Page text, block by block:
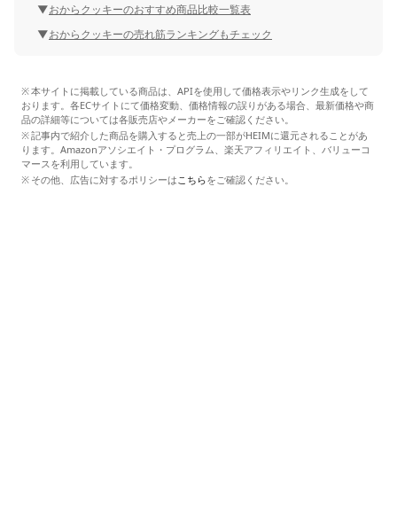
おからクッキーのおすすめ商品比較一覧表
おからクッキーの売れ筋ランキングもチェック
本サイトに掲載している商品は、APIを使用して価格表示やリンク生成をして
おります。各ECサイトにて価格変動、価格情報の誤りがある場合、最新価格や商
品の詳細等については各販売店やメーカーをご確認ください。
記事内で紹介した商品を購入すると売上の一部がHEIMに還元されることがあ
ります。Amazonアソシエイト・プログラム、楽天アフィリエイト、バリューコ
マースを利用しています。
その他、広告に対するポリシーはこちらをご確認ください。